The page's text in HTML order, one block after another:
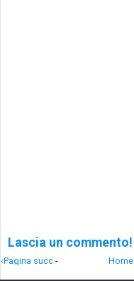
Lascia un commento!
‹Pagina succ - Home